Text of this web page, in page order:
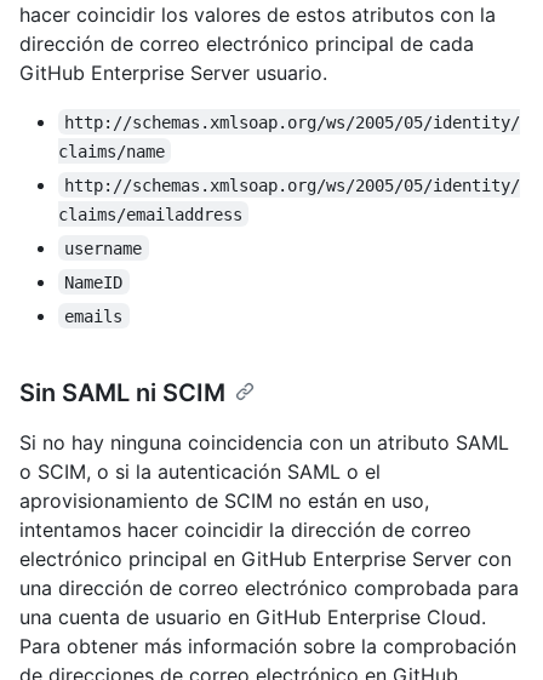
hacer coincidir los valores de estos atributos con la
dirección de correo electrónico principal de cada
GitHub Enterprise Server usuario.
http://schemas.xmlsoap.org/ws/2005/05/identity/
claims/name
http://schemas.xmlsoap.org/ws/2005/05/identity/
claims/emailaddress
username
NameID
emails
Sin SAML ni SCIM
Si no hay ninguna coincidencia con un atributo SAML
o SCIM, o si la autenticación SAML o el
aprovisionamiento de SCIM no están en uso,
intentamos hacer coincidir la dirección de correo
electrónico principal en GitHub Enterprise Server con
una dirección de correo electrónico comprobada para
una cuenta de usuario en GitHub Enterprise Cloud.
Para obtener más información sobre la comprobación
de direcciones de correo electrónico en GitHub